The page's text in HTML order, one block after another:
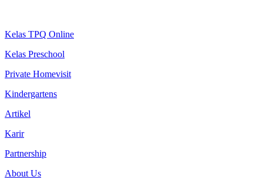
Kelas TPQ Online
Kelas Preschool
Private Homevisit
Kindergartens
Artikel
Karir
Partnership
About Us